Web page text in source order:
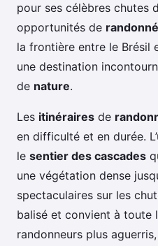
pour ses célèbres chutes
opportunités de
la frontière entre le Brésil
une destination
de nature.
Les itinéraires de
en difficulté et en durée.
le sentier des cascades
une végétation dense
spectaculaires sur les
balisé et convient à toute
randonneurs plus